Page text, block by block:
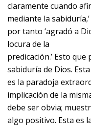
claramente cuando
mediante la
por tanto ‘agradó a
locura de la
predicación.’ Esto
sabiduría de Dios. Esta
es la paradoja
implicación de la
debe ser obvia;
algo positivo. Esta es